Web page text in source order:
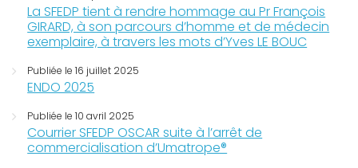
La SFEDP tient à rendre hommage au Pr François
GIRARD, à son parcours d’homme et de médecin
exemplaire, à travers les mots d’Yves LE BOUC
Publiée le 16 juillet 2025
ENDO 2025
Publiée le 10 avril 2025
Courrier SFEDP OSCAR suite à l’arrêt de
commercialisation d’Umatrope®